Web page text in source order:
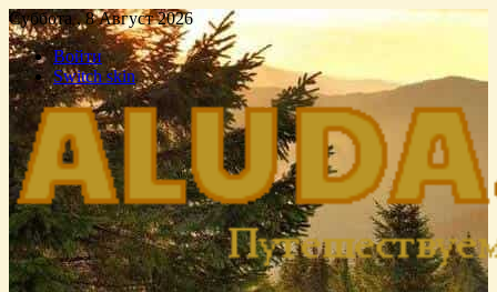
Суббота , 8 Август 2026
Войти
Switch skin